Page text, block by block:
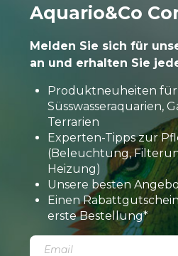
Aquario&Co
Melden Sie sich für
an und erhalten Sie
Produktneuheiten für
Süsswasseraquarien,
Terrarien
Experten-Tipps zur
(Beleuchtung,
Heizung)
Unsere besten
Einen
erste Bestellung*